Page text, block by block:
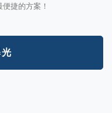
捷的方案！